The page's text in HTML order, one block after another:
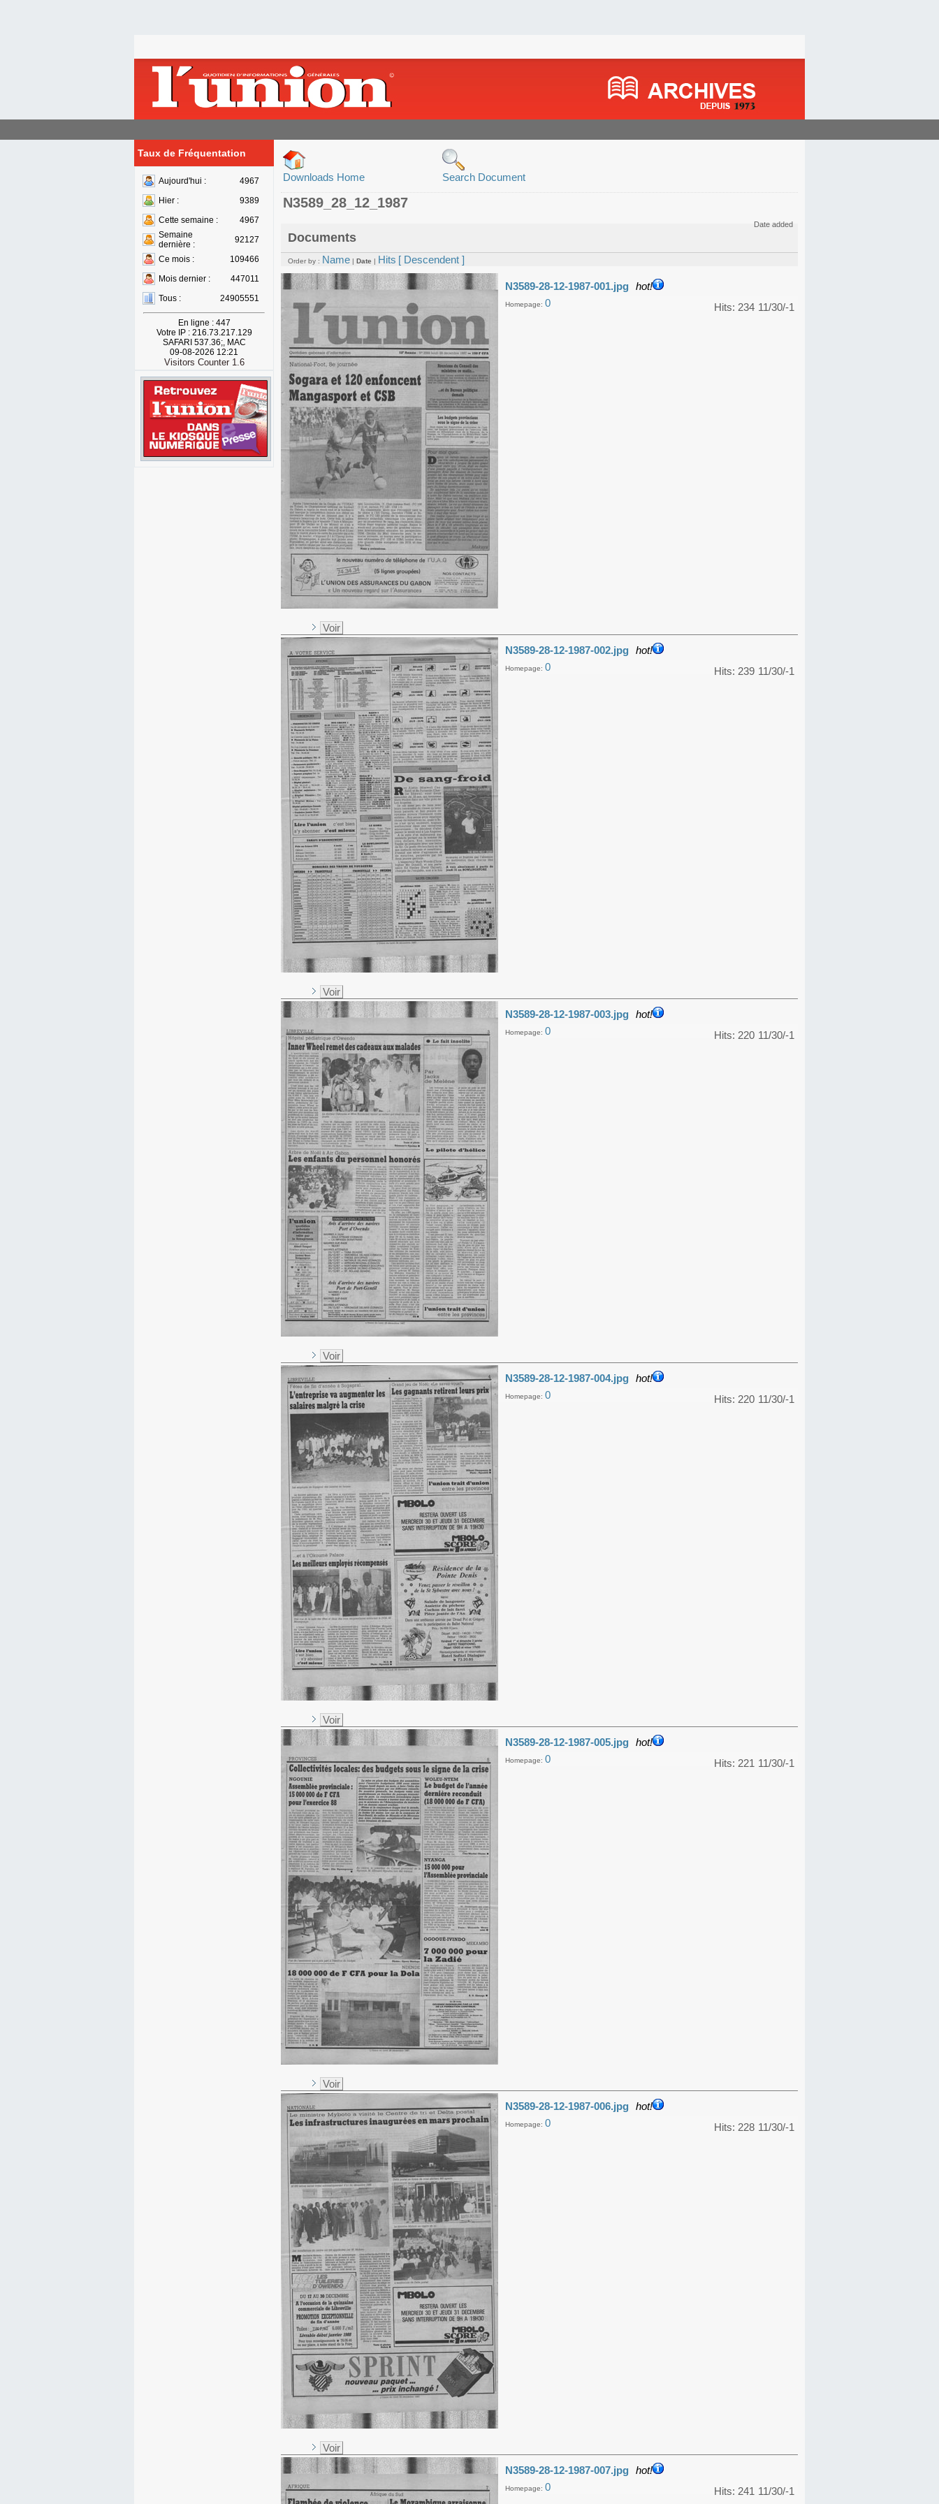
Taux de Fréquentation
Aujourd'hui :
4967
Hier :
9389
Cette semaine :
4967
Semaine
dernière :
92127
Ce mois :
109466
Mois dernier :
447011
Tous :
24905551
En ligne : 447
Votre IP : 216.73.217.129
SAFARI 537.36;, MAC
09-08-2026 12:21
Visitors Counter 1.6
Downloads Home Search Document
N3589_28_12_1987
Documents
Date added
Order by : Name | Date | Hits [ Descendent ]
N3589-28-12-1987-001.jpg hot!
11/30/-1
Hits: 234
Homepage: 0
Voir
N3589-28-12-1987-002.jpg hot!
11/30/-1
Hits: 239
Homepage: 0
Voir
N3589-28-12-1987-003.jpg hot!
11/30/-1
Hits: 220
Homepage: 0
Voir
N3589-28-12-1987-004.jpg hot!
11/30/-1
Hits: 220
Homepage: 0
Voir
N3589-28-12-1987-005.jpg hot!
11/30/-1
Hits: 221
Homepage: 0
Voir
N3589-28-12-1987-006.jpg hot!
11/30/-1
Hits: 228
Homepage: 0
Voir
N3589-28-12-1987-007.jpg hot!
11/30/-1
Hits: 241
Homepage: 0